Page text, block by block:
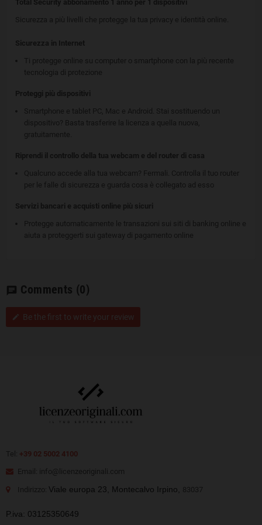
Total Security abbonamento 1 anno per 1 dispositivi
Sicurezza a più livelli che protegge la tua privacy e identità online.
Sicurezza in Internet
Ti protegge online su computer o smartphone con la più recente
tecnologia di protezione
Proteggi più dispositivi
Smartphone e tablet PC, Mac e Android. Stai sostituendo un
dispositivo? Basta trasferire la licenza a quella nuova,
gratuitamente.
Riprendi il controllo della tua webcam e del router di casa
Qualcuno accede alla tua webcam? Fermali. Controlla il tuo router
per le falle di sicurezza e guarda cosa è collegato ad esso
Servizi bancari e acquisti online più sicuri
Protegge automaticamente le transazioni sui siti di banking online e
aiuta a proteggerti sui gateway di pagamento online
chat Comments (0)
edit Be the first to write your review
Tel: +39 02 5002 4100
Email: info@licenzeoriginali.com
Indirizzo: Viale europa 23, Montecalvo Irpino, 83037
P.iva: 03125350649